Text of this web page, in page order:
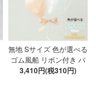
無地 Sサイズ 色が選べる
ゴム風船 リボン付き バ
ブルバルーン 【浮かせ
3,410円(税310円)